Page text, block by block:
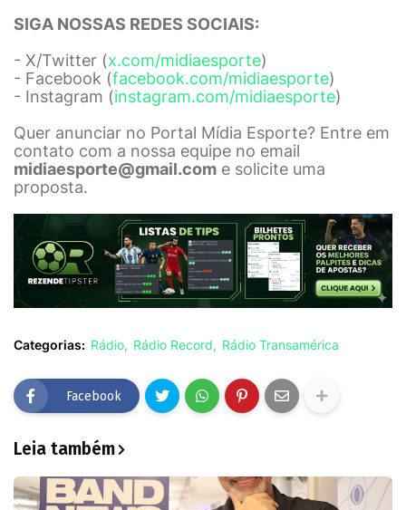
SIGA NOSSAS REDES SOCIAIS:
- X/Twitter (x.com/midiaesporte)
- Facebook (facebook.com/midiaesporte)
- Instagram (instagram.com/midiaesporte)
Quer anunciar no Portal Mídia Esporte? Entre em
contato com a nossa equipe no email
midiaesporte@gmail.com e solicite uma
proposta.
Categorias: Rádio Rádio Record Rádio Transamérica
Facebook
Leia também